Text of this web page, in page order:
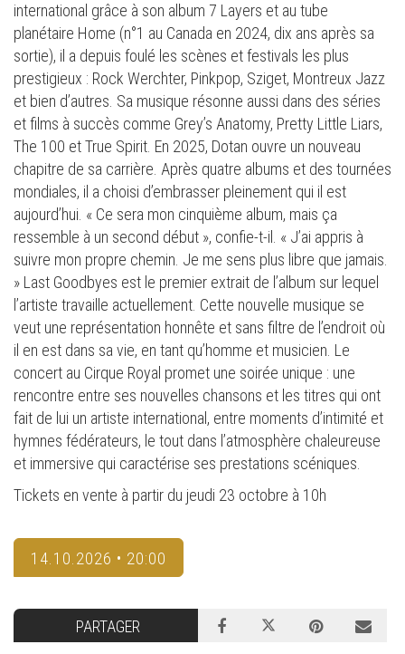
international grâce à son album 7 Layers et au tube
planétaire Home (n°1 au Canada en 2024, dix ans après sa
sortie), il a depuis foulé les scènes et festivals les plus
prestigieux : Rock Werchter, Pinkpop, Sziget, Montreux Jazz
et bien d’autres. Sa musique résonne aussi dans des séries
et films à succès comme Grey’s Anatomy, Pretty Little Liars,
The 100 et True Spirit. En 2025, Dotan ouvre un nouveau
chapitre de sa carrière. Après quatre albums et des tournées
mondiales, il a choisi d’embrasser pleinement qui il est
aujourd’hui. « Ce sera mon cinquième album, mais ça
ressemble à un second début », confie-t-il. « J’ai appris à
suivre mon propre chemin. Je me sens plus libre que jamais.
» Last Goodbyes est le premier extrait de l’album sur lequel
l’artiste travaille actuellement. Cette nouvelle musique se
veut une représentation honnête et sans filtre de l’endroit où
il en est dans sa vie, en tant qu’homme et musicien. Le
concert au Cirque Royal promet une soirée unique : une
rencontre entre ses nouvelles chansons et les titres qui ont
fait de lui un artiste international, entre moments d’intimité et
hymnes fédérateurs, le tout dans l’atmosphère chaleureuse
et immersive qui caractérise ses prestations scéniques.
Tickets en vente à partir du jeudi 23 octobre à 10h
14.10.2026 • 20:00
PARTAGER